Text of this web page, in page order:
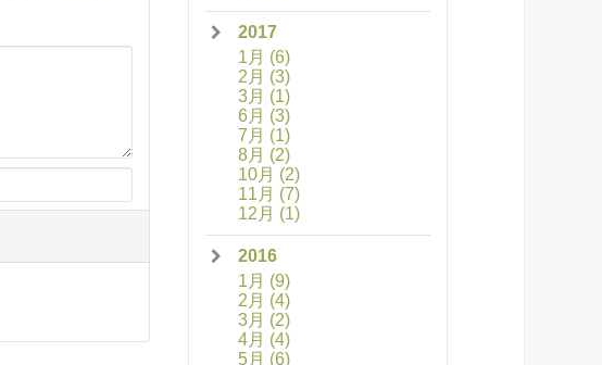
2017
1月 (6)
2月 (3)
3月 (1)
6月 (3)
7月 (1)
8月 (2)
10月 (2)
11月 (7)
12月 (1)
2016
1月 (9)
2月 (4)
3月 (2)
4月 (4)
5月 (6)